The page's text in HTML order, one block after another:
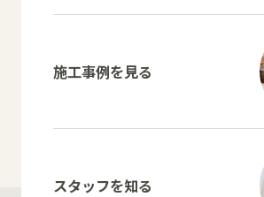
施工事例を見る
スタッフを知る